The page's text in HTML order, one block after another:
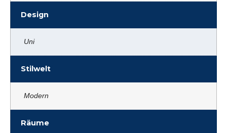
Design
Uni
Stilwelt
Modern
Räume